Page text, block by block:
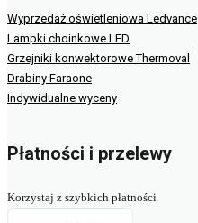
Wyprzedaż oświetleniowa Ledvance
Lampki choinkowe LED
Grzejniki konwektorowe Thermoval
Drabiny Faraone
Indywidualne wyceny
Płatności i przelewy
Korzystaj z szybkich płatności